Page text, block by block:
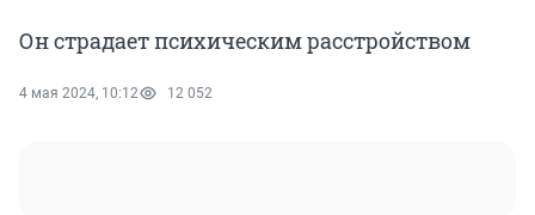
Он страдает психическим расстройством
4 мая 2024, 10:12 12 052